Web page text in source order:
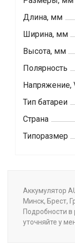
Длина, мм
Ширина, мм
Высота, мм
Полярность
Напряжение,
Тип батареи
Страна
Типоразмер
Аккумулятор
Минск, Брест,
Подробности в
уточняйте у